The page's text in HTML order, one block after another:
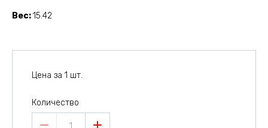
Вес 15.42
Цена за 1 шт.
Количество
1